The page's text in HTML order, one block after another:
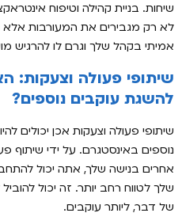
שיחות. בניית קהילה וטיפוח
לא רק מגבירים את המעורבות אלא
אמיתי בקהל שלך וגרם לו להרגיש
שיתופי פעולה וצעקות:
להשגת עוקבים נוספים?
שיתופי פעולה וצעקות אכן יכולים
נוספים באינסטגרם. על ידי שיתוף
אחרים בנישה שלך, אתה יכול
שלך לטווח רחב יותר. זה יכול
של דבר, ליותר עוקבים.